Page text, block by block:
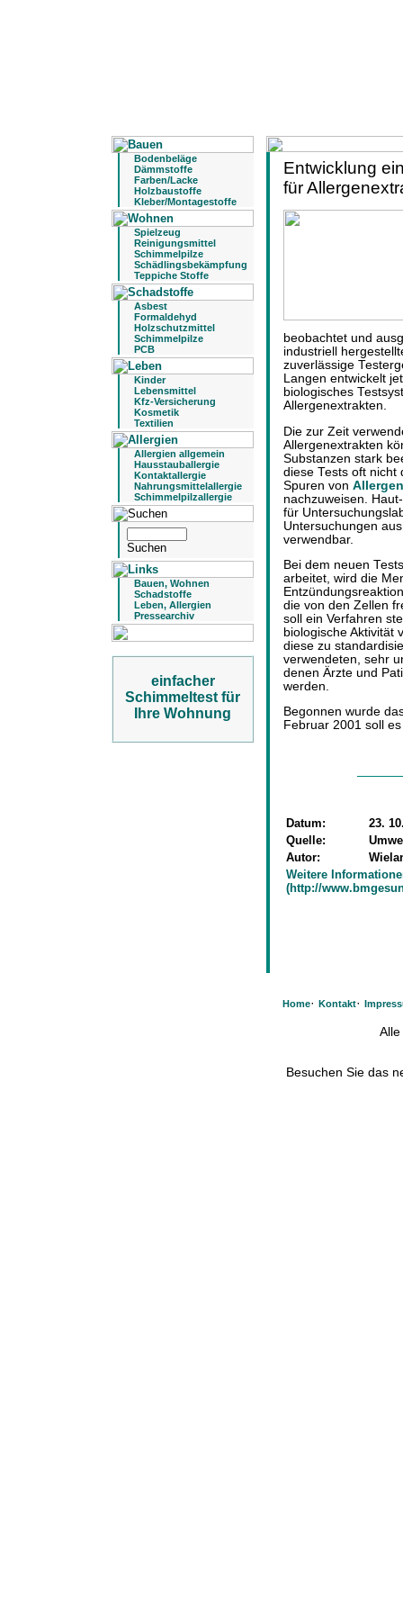
Bodenbeläge
Dämmstoffe
Farben/Lacke
Holzbaustoffe
Kleber/Montagestoffe
Spielzeug
Reinigungsmittel
Schimmelpilze
Schädlingsbekämpfung
Teppiche Stoffe
Asbest
Formaldehyd
Holzschutzmittel
Schimmelpilze
PCB
Kinder
Lebensmittel
Kfz-Versicherung
Kosmetik
Textilien
Allergien allgemein
Hausstauballergie
Kontaktallergie
Nahrungsmittelallergie
Schimmelpilzallergie
Bauen, Wohnen
Schadstoffe
Leben, Allergien
Pressearchiv
einfacher
Schimmeltest für
Ihre Wohnung
Entwicklung
für
beobachtet und
industriell
zuverlässige
Langen entwickelt
biologisches
Allergenextrakten.
Die zur Zeit
Allergenextrakten
Substanzen stark
diese Tests oft nicht
Spuren von
nachzuweisen.
für
Untersuchungen
verwendbar.
Bei dem neuen
arbeitet, wird die
die von den Zellen
soll ein Verfahren
biologische Aktivität
diese zu
verwendeten, sehr
denen Ärzte und
werden.
Begonnen wurde
Februar 2001 soll
Datum:
23.
Quelle:
Autor:
Weitere
(http://
Home· Kontakt·
Besuchen Sie das